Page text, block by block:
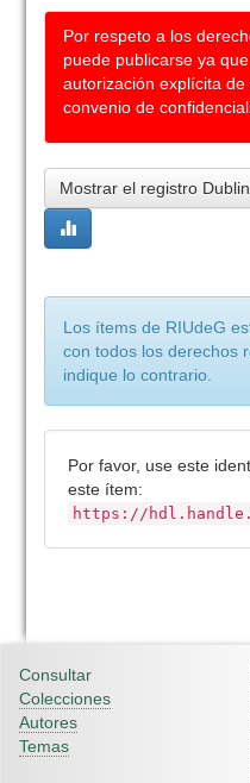
Por respeto a los
puede publicarse ya
autorización explícita
convenio de
Mostrar el registro
Los ítems de RIUdeG
con todos los derechos
indique lo contrario.
Por favor, use este
este ítem:
https://
Consultar
Colecciones
Autores
Temas